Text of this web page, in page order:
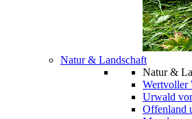
Natur & Landschaft
Natur &
Wertvoller
Urwald
Offenland